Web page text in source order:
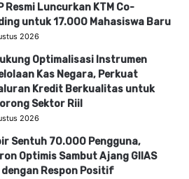
Resmi Luncurkan KTM Co-
untuk 17.000 Mahasiswa Baru
2026
Optimalisasi Instrumen
Kas Negara, Perkuat
Kredit Berkualitas untuk
Sektor Riil
2026
Sentuh 70.000 Pengguna,
Optimis Sambut Ajang GIIAS
Respon Positif